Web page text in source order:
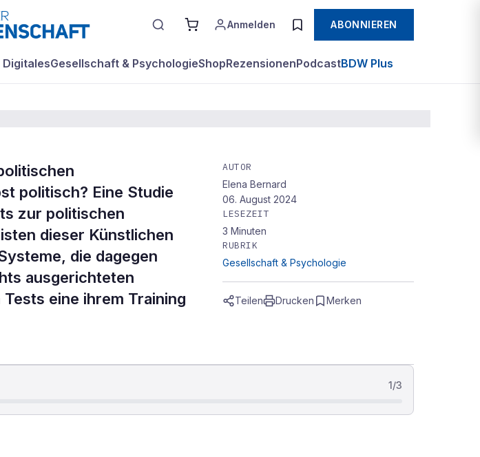
Anmelden ABONNIEREN
DigitalesGesellschaft & PsychologieShopRezensionenPodcastBDW Plus
politisch? Eine Studie
zur politischen
dieser Künstlichen
die dagegen
ausgerichteten
eine ihrem Training
AUTOR
Elena Bernard
06. August 2024
LESEZEIT
3 Minuten
RUBRIK
Gesellschaft & Psychologie
Teilen Drucken Merken
1/3